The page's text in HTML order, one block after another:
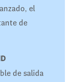
el
de
de salida